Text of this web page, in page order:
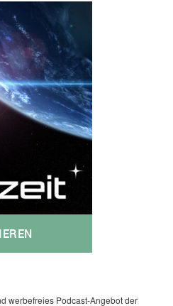
werbefreies Podcast-Angebot der